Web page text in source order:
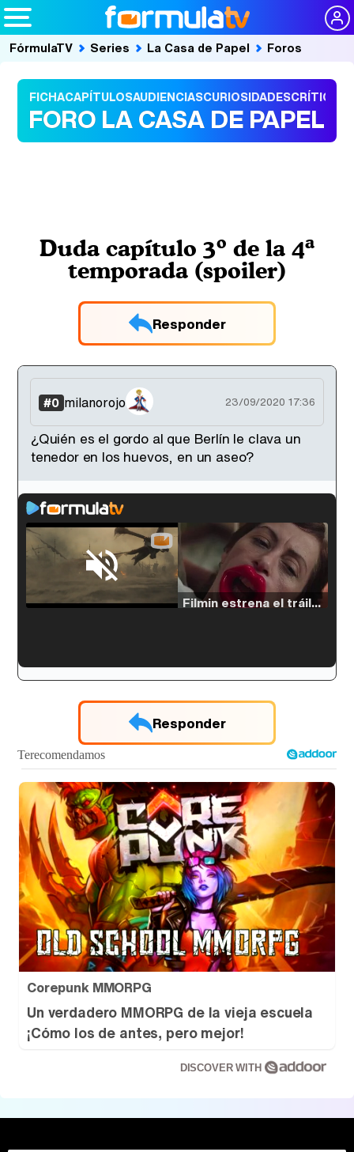
FórmulaTV Series La Casa de Papel Foros
FICHACAPÍTULOSAUDIENCIASCURIOSIDADESCRÍTICAS
FORO LA CASA DE PAPEL
Duda capítulo 3º de la 4ª
temporada (spoiler)
Responder
#0 milanorojo 23/09/2020 17:36
¿Quién es el gordo al que Berlín le clava un
tenedor en los huevos, en un aseo?
Loaded:
Filmin estrena el tráiler de 'Millennial Mal', su nueva comedia universitaria de la mano de Lorena Iglesias
Tráiler de '33 días', la nueva serie de Atresplayer con Julián Villagrán y José Manuel Poga
Tráiler en catalán de 'Ravalear', la nueva serie de HBO Max sobre los fondos buitre
Responder
Corepunk MMORPG
Un verdadero MMORPG de la vieja escuela
¡Cómo los de antes, pero mejor!
DISCOVER WITH